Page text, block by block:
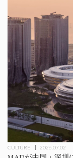
CULTURE 2026.07.02